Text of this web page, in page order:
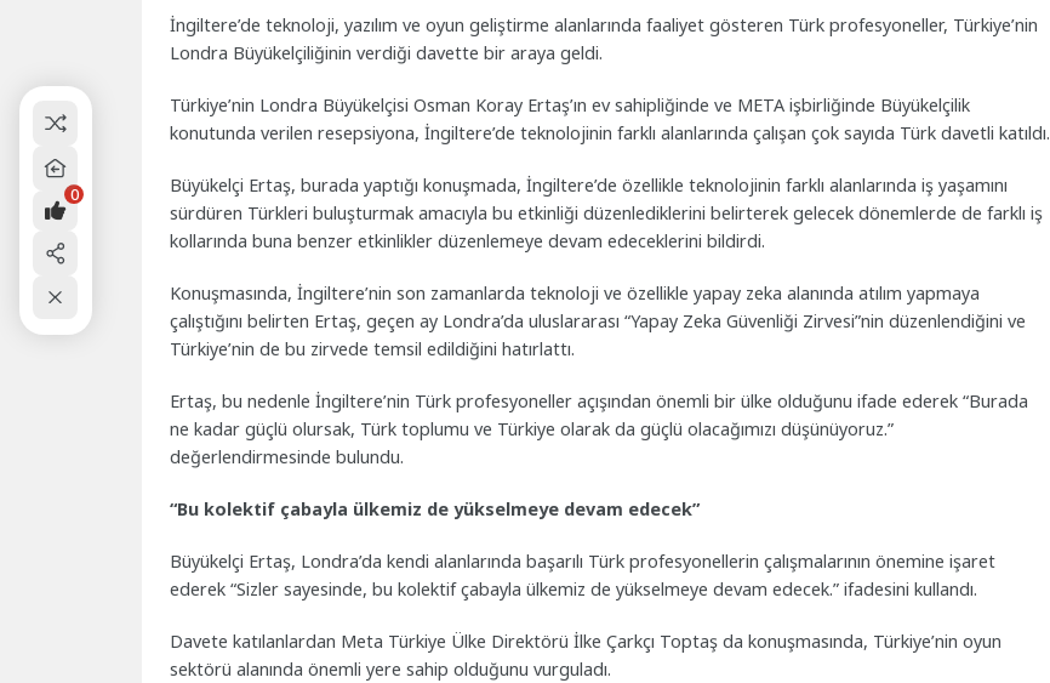
İngiltere’de teknoloji, yazılım ve oyun geliştirme alanlarında faaliyet gösteren Türk profesyoneller, Türkiye’nin
Londra Büyükelçiliğinin verdiği davette bir araya geldi.
Türkiye’nin Londra Büyükelçisi Osman Koray Ertaş’ın ev sahipliğinde ve META işbirliğinde Büyükelçilik
konutunda verilen resepsiyona, İngiltere’de teknolojinin farklı alanlarında çalışan çok sayıda Türk davetli katıldı.
Büyükelçi Ertaş, burada yaptığı konuşmada, İngiltere’de özellikle teknolojinin farklı alanlarında iş yaşamını
sürdüren Türkleri buluşturmak amacıyla bu etkinliği düzenlediklerini belirterek gelecek dönemlerde de farklı iş
kollarında buna benzer etkinlikler düzenlemeye devam edeceklerini bildirdi.
Konuşmasında, İngiltere’nin son zamanlarda teknoloji ve özellikle yapay zeka alanında atılım yapmaya
çalıştığını belirten Ertaş, geçen ay Londra’da uluslararası “Yapay Zeka Güvenliği Zirvesi”nin düzenlendiğini ve
Türkiye’nin de bu zirvede temsil edildiğini hatırlattı.
Ertaş, bu nedenle İngiltere’nin Türk profesyoneller açışından önemli bir ülke olduğunu ifade ederek “Burada
ne kadar güçlü olursak, Türk toplumu ve Türkiye olarak da güçlü olacağımızı düşünüyoruz.”
değerlendirmesinde bulundu.
“Bu kolektif çabayla ülkemiz de yükselmeye devam edecek”
Büyükelçi Ertaş, Londra’da kendi alanlarında başarılı Türk profesyonellerin çalışmalarının önemine işaret
ederek “Sizler sayesinde, bu kolektif çabayla ülkemiz de yükselmeye devam edecek.” ifadesini kullandı.
Davete katılanlardan Meta Türkiye Ülke Direktörü İlke Çarkçı Toptaş da konuşmasında, Türkiye’nin oyun
sektörü alanında önemli yere sahip olduğunu vurguladı.
0